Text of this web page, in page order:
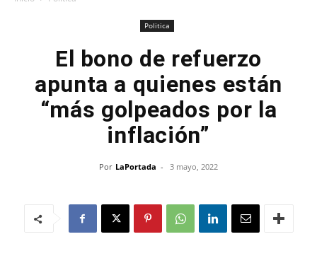
Politica
El bono de refuerzo
apunta a quienes están
“más golpeados por la
inflación”
Por LaPortada - 3 mayo, 2022